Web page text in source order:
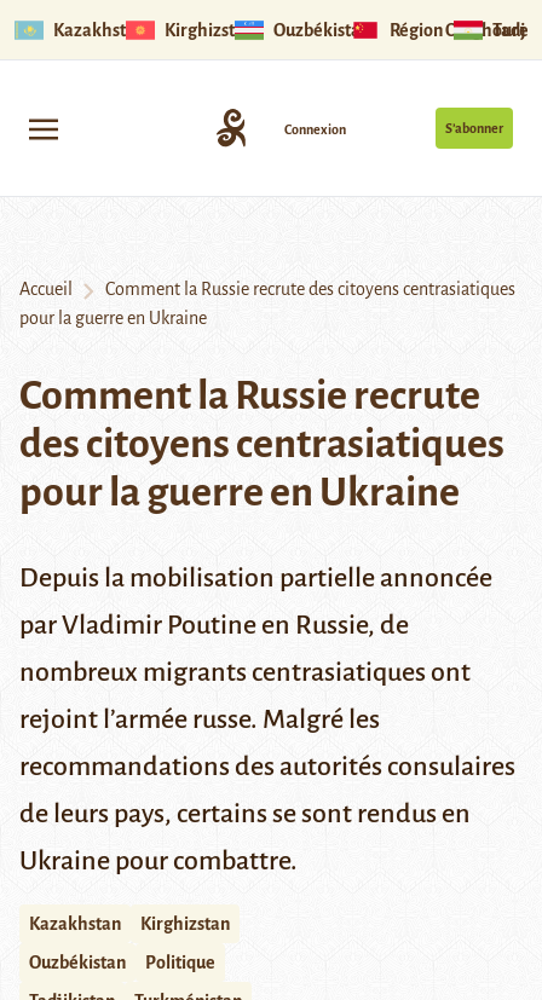
Kazakhstan Kirghizstan Ouzbékistan Région Ouïghoure
S’abonner
Connexion
Accueil
Comment la Russie recrute des citoyens centrasiatiques
pour la guerre en Ukraine
Comment la Russie recrute
des citoyens centrasiatiques
pour la guerre en Ukraine
Depuis la mobilisation partielle annoncée
par Vladimir Poutine en Russie, de
nombreux migrants centrasiatiques ont
rejoint l’armée russe. Malgré les
recommandations des autorités consulaires
de leurs pays, certains se sont rendus en
Ukraine pour combattre.
Kazakhstan
Kirghizstan
Ouzbékistan
Politique